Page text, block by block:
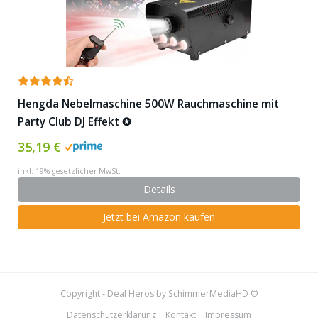
Hengda Nebelmaschine 500W Rauchmaschine mit
Party Club DJ Effekt ✪
35,19 €
inkl. 19% gesetzlicher MwSt.
Details
Jetzt bei Amazon kaufen
Copyright - Deal Heros by SchimmerMediaHD ©
Datenschutzerklärung
Kontakt Impressum